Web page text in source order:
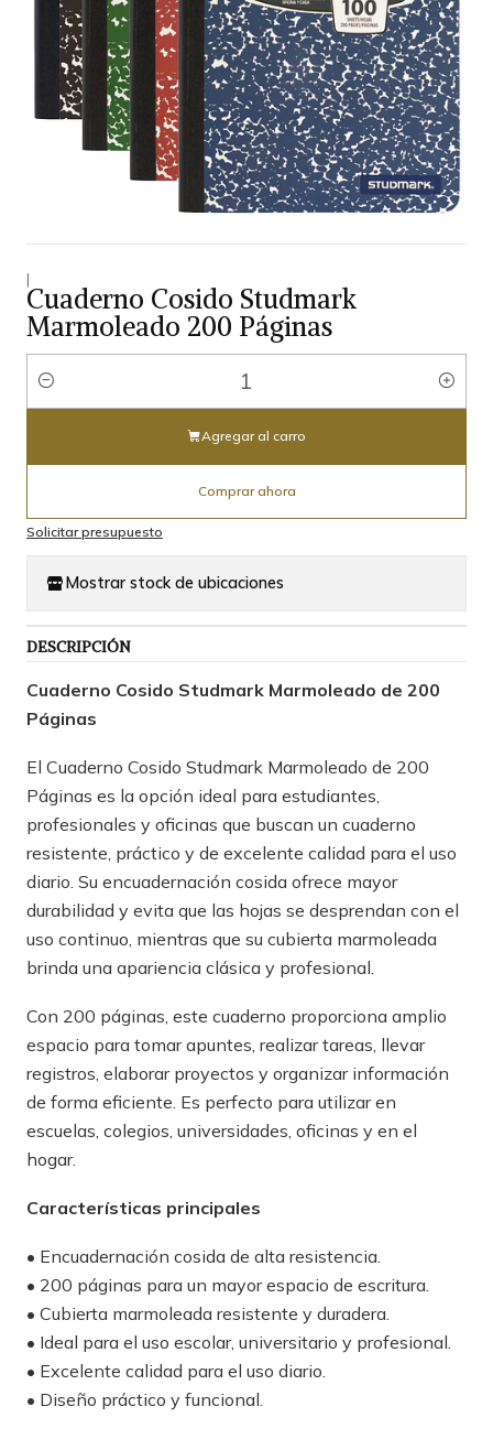
|
Cuaderno Cosido Studmark
Marmoleado 200 Páginas
Cantidad
Agregar al carro
Comprar ahora
Solicitar presupuesto
Mostrar stock de ubicaciones
DESCRIPCIÓN
Cuaderno Cosido Studmark Marmoleado de 200
Páginas
El Cuaderno Cosido Studmark Marmoleado de 200
Páginas es la opción ideal para estudiantes,
profesionales y oficinas que buscan un cuaderno
resistente, práctico y de excelente calidad para el uso
diario. Su encuadernación cosida ofrece mayor
durabilidad y evita que las hojas se desprendan con el
uso continuo, mientras que su cubierta marmoleada
brinda una apariencia clásica y profesional.
Con 200 páginas, este cuaderno proporciona amplio
espacio para tomar apuntes, realizar tareas, llevar
registros, elaborar proyectos y organizar información
de forma eficiente. Es perfecto para utilizar en
escuelas, colegios, universidades, oficinas y en el
hogar.
Características principales
• Encuadernación cosida de alta resistencia.
• 200 páginas para un mayor espacio de escritura.
• Cubierta marmoleada resistente y duradera.
• Ideal para el uso escolar, universitario y profesional.
• Excelente calidad para el uso diario.
• Diseño práctico y funcional.